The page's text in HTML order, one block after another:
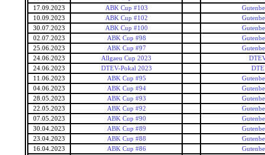
17.09.2023
ABK Cup #103
10.09.2023
ABK Cup #102
30.07.2023
ABK Cup #100
02.07.2023
ABK Cup #98
25.06.2023
ABK Cup #97
24.06.2023
Allgaeu Cup 2023
24.06.2023
DTEV-Pokal 2023
11.06.2023
ABK Cup #95
04.06.2023
ABK Cup #94
28.05.2023
ABK Cup #93
22.05.2023
ABK Cup #92
07.05.2023
ABK Cup #90
30.04.2023
ABK Cup #89
23.04.2023
ABK Cup #88
16.04.2023
ABK Cup #86